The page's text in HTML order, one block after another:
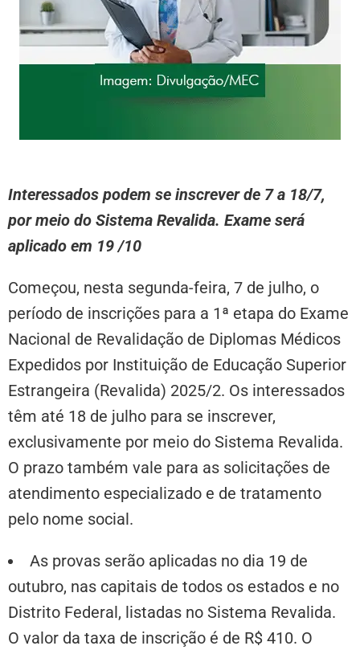
Interessados podem se inscrever de 7 a 18/7,
por meio do Sistema Revalida. Exame será
aplicado em 19 /10
Começou, nesta segunda-feira, 7 de julho, o
período de inscrições para a 1ª etapa do Exame
Nacional de Revalidação de Diplomas Médicos
Expedidos por Instituição de Educação Superior
Estrangeira (Revalida) 2025/2. Os interessados
têm até 18 de julho para se inscrever,
exclusivamente por meio do Sistema Revalida.
O prazo também vale para as solicitações de
atendimento especializado e de tratamento
pelo nome social.
As provas serão aplicadas no dia 19 de
outubro, nas capitais de todos os estados e no
Distrito Federal, listadas no Sistema Revalida.
O valor da taxa de inscrição é de R$ 410. O